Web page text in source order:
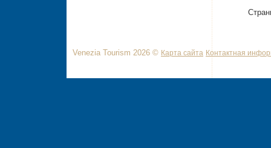
Venezia Tourism 2026 © Карта сайта Контактная